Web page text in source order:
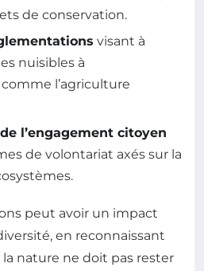
de conservation.
visant à
nuisibles à
l’agriculture
l’engagement citoyen
de volontariat axés sur la
peut avoir un impact
en reconnaissant
nature ne doit pas rester